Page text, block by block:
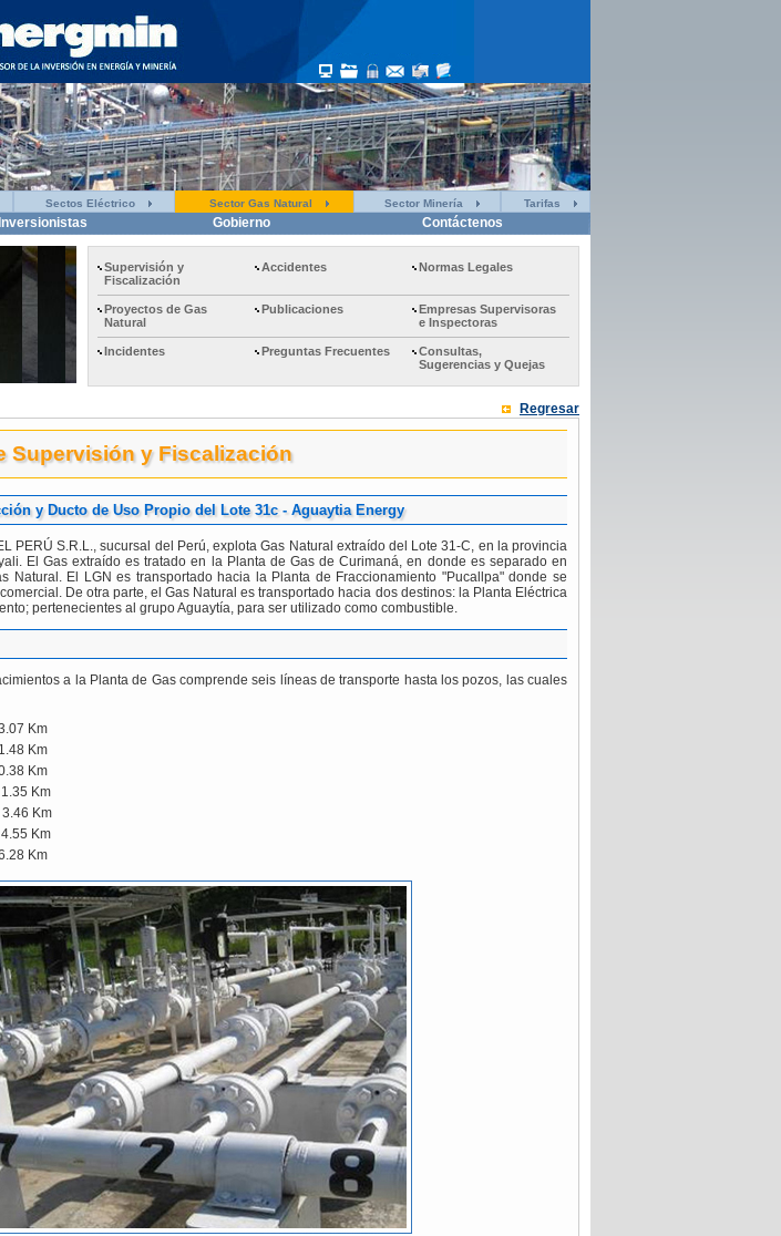
Sectos Eléctrico Sector Gas Natural Sector Minería Tarifas
Inversionistas Gobierno Contáctenos
Supervisión y
Fiscalización
Accidentes Normas Legales
Proyectos de Gas
Natural
Publicaciones
Empresas Supervisoras
e Inspectoras
Incidentes Preguntas Frecuentes
Consultas,
Sugerencias y Quejas